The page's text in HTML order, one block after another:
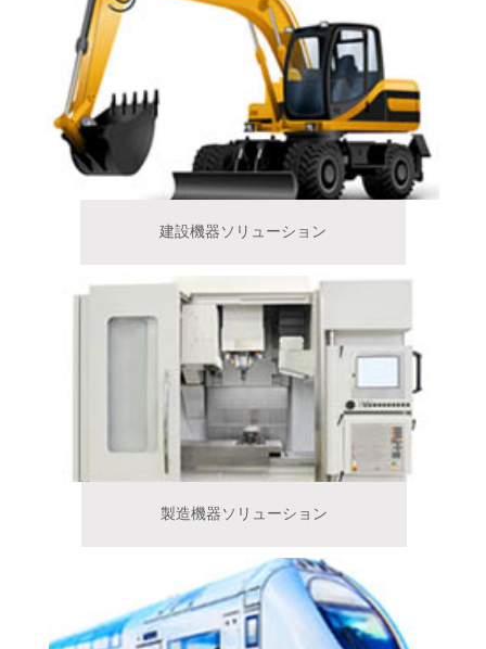
建設機器ソリューション
製造機器ソリューション